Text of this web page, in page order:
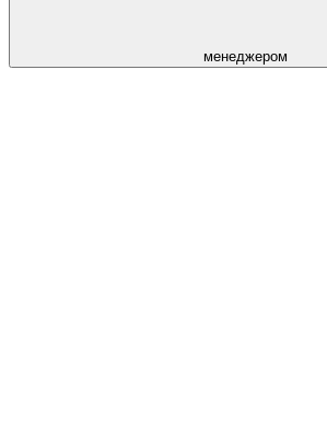
менеджером